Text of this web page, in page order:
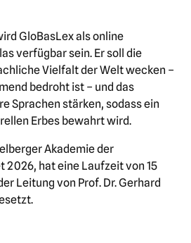
GloBasLex als online
verfügbar sein. Er soll die
Vielfalt der Welt wecken –
bedroht ist – und das
Sprachen stärken, sodass ein
Erbes bewahrt wird.
Akademie der
hat eine Laufzeit von 15
Leitung von Prof. Dr. Gerhard